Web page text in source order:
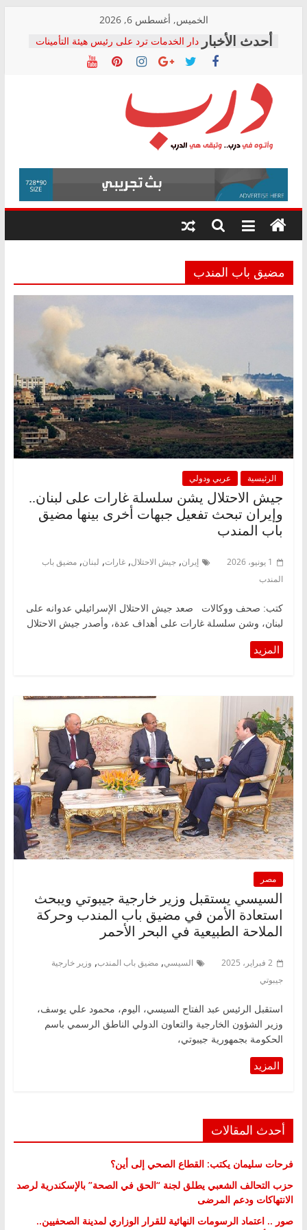
content
الخميس, أغسطس 6, 2026
دار الخدمات ترد على رئيس هيئة التأمينات
بعد مؤتمره الصحفي: إنكار الأزمة لا ينهي
معاناة أصحاب المعاشات.. ونطالب بكشف
فرحات سليمان يكتب: القطاع الصحي إلى
أين؟
حزب التحالف الشعبي يطلق لجنة “الحق
في الصحة” بالإسكندرية لرصد الانتهاكات
ودعم المرضى
الوزاري لمدينة الصحفيين.. وانتهاء أعمال
إنشاء المبنى الإداري
المجلس القومي لحقوق الإنسان يعلن
متابعة قضية الدكتور محمد زهران.. ويؤكد:
قرينة البراءة وضمانات المحاكمة العادلة
درب
وأتوه
درب..
وتبقى
هي
مضيق باب المندب
الرئيسية عربي ودولي
جيش الاحتلال يشن سلسلة غارات على لبنان..
وإيران تبحث تفعيل جبهات أخرى بينها مضيق
باب المندب
1 يونيو، 2026 إيران, جيش الاحتلال, غارات, لبنان, مضيق باب
المندب
كتب: صحف ووكالات صعد جيش الاحتلال الإسرائيلي عدوانه على
لبنان، وشن سلسلة غارات على أهداف عدة، وأصدر جيش الاحتلال
مصر
السيسي يستقبل وزير خارجية جيبوتي ويبحث
استعادة الأمن في مضيق باب المندب وحركة
الملاحة الطبيعية في البحر الأحمر
2 فبراير، 2025 السيسي, مضيق باب المندب, وزير خارجية
جيبوتي
استقبل الرئيس عبد الفتاح السيسي، اليوم، محمود علي يوسف،
وزير الشؤون الخارجية والتعاون الدولي الناطق الرسمي باسم
الحكومة بجمهورية جيبوتي،
أحدث المقالات
فرحات سليمان يكتب: القطاع الصحي إلى أين؟
حزب التحالف الشعبي يطلق لجنة “الحق في الصحة” بالإسكندرية لرصد
الانتهاكات ودعم المرضى
صور .. اعتماد الرسومات النهائية للقرار الوزاري لمدينة الصحفيين..